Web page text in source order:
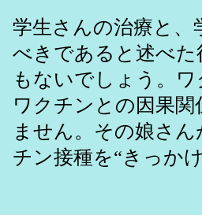
学生さんの治療と、
べきであると述べた
もないでしょう。
ワクチンとの因果
ません。その娘さ
チン接種を“きっか